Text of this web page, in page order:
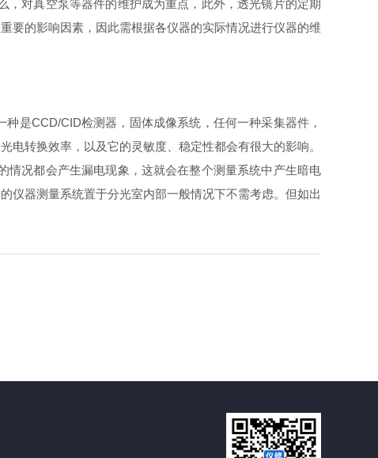
对真空泵等器件的维护成为重点，此外，透光镜片的定期
要的影响因素，因此需根据各仪器的实际情况进行仪器的维
是CCD/CID检测器，固体成像系统，任何一种采集器件，
转换效率，以及它的灵敏度、稳定性都会有很大的影响。
况都会产生漏电现象，这就会在整个测量系统中产生暗电
仪器测量系统置于分光室内部一般情况下不需考虑。但如出